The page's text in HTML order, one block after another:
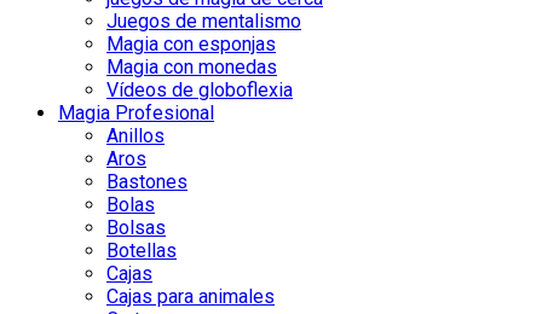
Juegos de mentalismo
Magia con esponjas
Magia con monedas
Vídeos de globoflexia
Magia Profesional
Anillos
Aros
Bastones
Bolas
Bolsas
Botellas
Cajas
Cajas para animales